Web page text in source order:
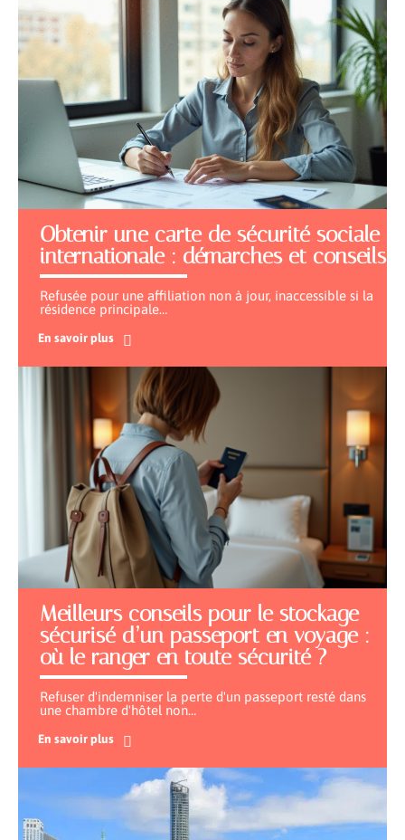
Obtenir une carte de sécurité sociale
internationale : démarches et conseils
Refusée pour une affiliation non à jour, inaccessible si la
résidence principale…
En savoir plus
Meilleurs conseils pour le stockage
sécurisé d’un passeport en voyage :
où le ranger en toute sécurité ?
Refuser d'indemniser la perte d'un passeport resté dans
une chambre d'hôtel non…
En savoir plus